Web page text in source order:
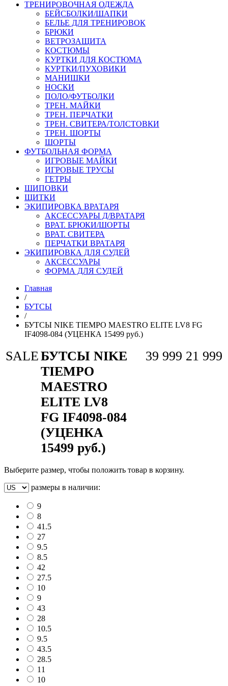
ТРЕНИРОВОЧНАЯ ОДЕЖДА
БЕЙСБОЛКИ/ШАПКИ
БЕЛЬЕ ДЛЯ ТРЕНИРОВОК
БРЮКИ
ВЕТРОЗАЩИТА
КОСТЮМЫ
КУРТКИ ДЛЯ КОСТЮМА
КУРТКИ/ПУХОВИКИ
МАНИШКИ
НОСКИ
ПОЛО/ФУТБОЛКИ
ТРЕН. МАЙКИ
ТРЕН. ПЕРЧАТКИ
ТРЕН. СВИТЕРА/ТОЛСТОВКИ
ТРЕН. ШОРТЫ
ШОРТЫ
ФУТБОЛЬНАЯ ФОРМА
ИГРОВЫЕ МАЙКИ
ИГРОВЫЕ ТРУСЫ
ГЕТРЫ
ШИПОВКИ
ЩИТКИ
ЭКИПИРОВКА ВРАТАРЯ
АКСЕССУАРЫ Д/ВРАТАРЯ
ВРАТ. БРЮКИ/ШОРТЫ
ВРАТ. СВИТЕРА
ПЕРЧАТКИ ВРАТАРЯ
ЭКИПИРОВКА ДЛЯ СУДЕЙ
АКСЕССУАРЫ
ФОРМА ДЛЯ СУДЕЙ
Главная
/
БУТСЫ
/
БУТСЫ NIKE TIEMPO MAESTRO ELITE LV8 FG
IF4098-084 (УЦЕНКА 15499 руб.)
SALEБУТСЫ NIKE
TIEMPO
MAESTRO
ELITE LV8
FG IF4098-084
(УЦЕНКА
15499 руб.)
39 999 21 999
Выберите размер, чтобы положить товар в корзину.
размеры в наличии:
9
8
41.5
27
9.5
8.5
42
27.5
10
9
43
28
10.5
9.5
43.5
28.5
11
10